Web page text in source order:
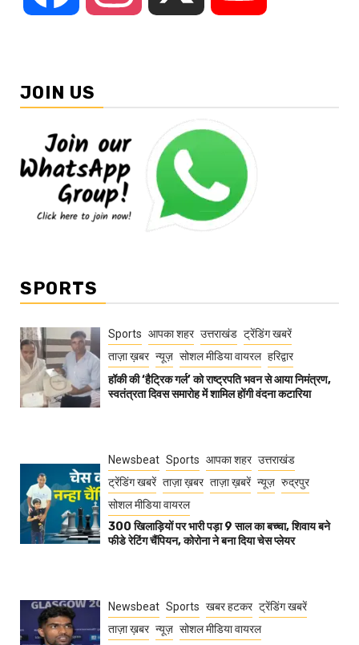
JOIN US
SPORTS
Sports आपका शहर उत्तराखंड ट्रेंडिंग खबरें
ताज़ा ख़बर न्यूज़ सोशल मीडिया वायरल हरिद्वार
हॉकी की ‘हैट्रिक गर्ल’ को राष्ट्रपति भवन से आया निमंत्रण,
स्वतंत्रता दिवस समारोह में शामिल होंगी वंदना कटारिया
Newsbeat Sports आपका शहर उत्तराखंड
ट्रेंडिंग खबरें ताज़ा ख़बर ताज़ा ख़बरें न्यूज़ रुद्रपुर
सोशल मीडिया वायरल
300 खिलाड़ियों पर भारी पड़ा 9 साल का बच्चा, शिवाय बने
फीडे रेटिंग चैंपियन, कोरोना ने बना दिया चेस प्लेयर
Newsbeat Sports खबर हटकर ट्रेंडिंग खबरें
ताज़ा ख़बर न्यूज़ सोशल मीडिया वायरल